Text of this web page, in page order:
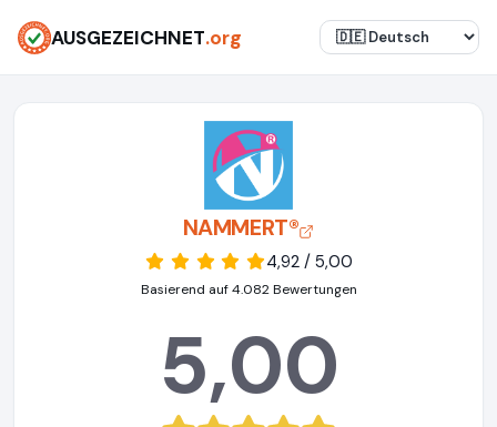
AUSGEZEICHNET.org
NAMMERT®
4,92 / 5,00
Basierend auf 4.082 Bewertungen
5,00